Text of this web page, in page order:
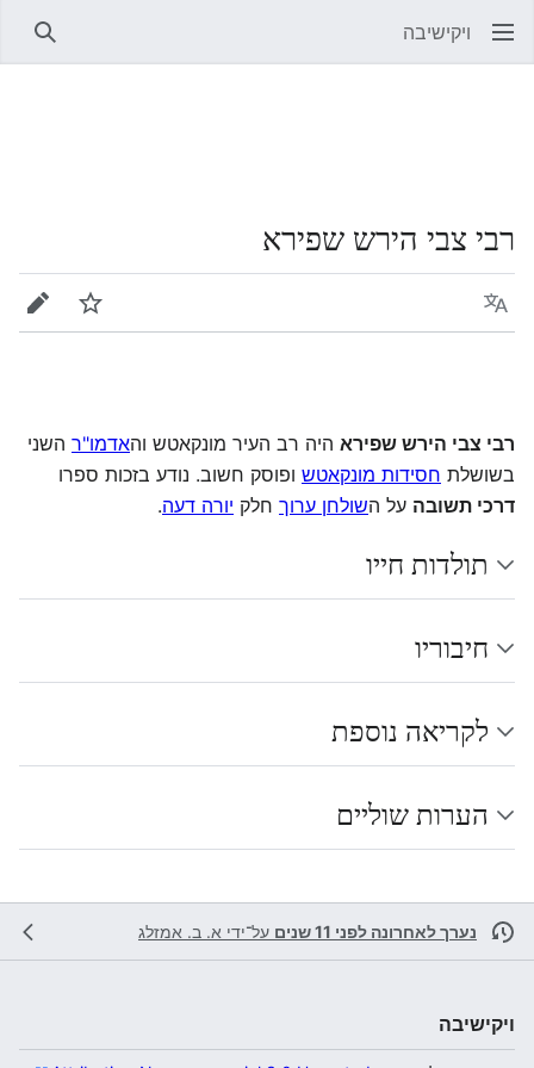
ויקישיבה
רבי צבי הירש שפירא
שפה מעקב
רבי צבי הירש שפירא היה רב העיר מונקאטש והאדמו"ר השני
בשושלת חסידות מונקאטש ופוסק חשוב. נודע בזכות ספרו
דרכי תשובה על השולחן ערוך חלק יורה דעה.
תולדות חייו
חיבוריו
לקריאה נוספת
הערות שוליים
נערך לאחרונה לפני 11 שנים על־ידי א. ב. אמזלג
ויקישיבה